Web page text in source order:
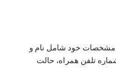
مشخصات خود شامل نام و
تلفن همراه، حالت